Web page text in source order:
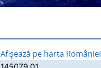
Afişează pe harta României